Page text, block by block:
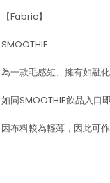
【Fabric】
SMOOTHIE
為一款毛感短、擁有如融
如同SMOOTHIE飲品入口
因布料較為輕薄，因此可